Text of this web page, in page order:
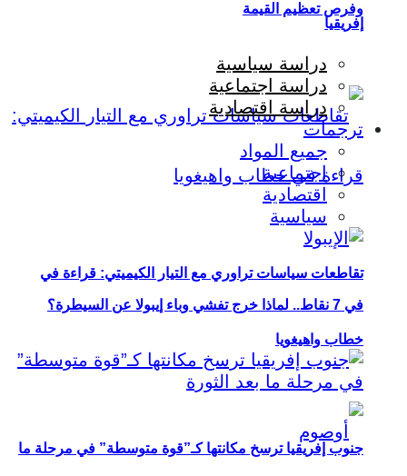
إفريقيا
تقاطعات سياسات تراوري مع التيار الكيميتي: قراءة في
خطاب واهيغويا
وفرص تعظيم القيمة
دراسة سياسية
دراسة اجتماعية
دراسة اقتصادية
ترجمات
جميع المواد
اجتماعية
اقتصادية
سياسية
في 7 نقاط.. لماذا خرج تفشي وباء إيبولا عن السيطرة؟
جنوب إفريقيا ترسخ مكانتها كـ”قوة متوسطة” في مرحلة ما